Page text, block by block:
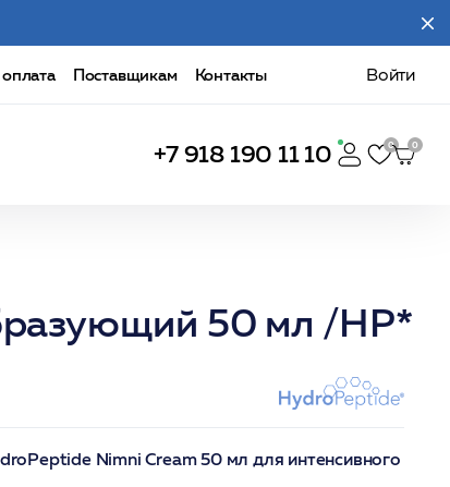
Поставщикам Контакты Войти
+7 918 190 11 10
50 мл /HP*
Nimni Cream 50 мл для интенсивного